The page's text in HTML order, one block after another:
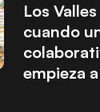
Los
cuando
empieza